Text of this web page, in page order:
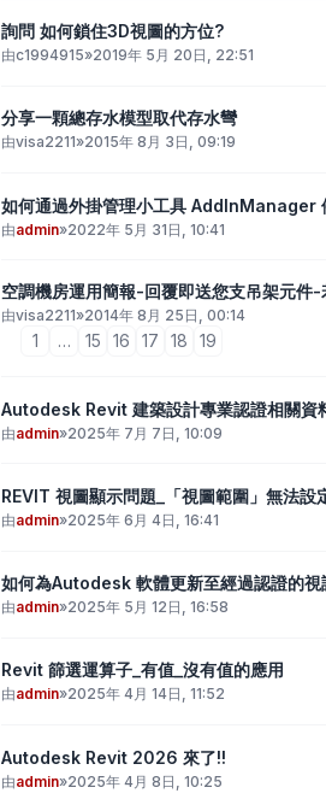
詢問 如何鎖住3D視圖的方位?
由c1994915»2019年 5月 20日, 22:51
分享一顆總存水模型取代存水彎
由visa2211»2015年 8月 3日, 09:19
如何通過外掛管理小工具 AddInManager
由admin»2022年 5月 31日, 10:41
空調機房運用簡報-回覆即送您支吊架元件
由visa2211»2014年 8月 25日, 00:14
1 … 15 16 17 18 19
Autodesk Revit 建築設計專業認證相關資
由admin»2025年 7月 7日, 10:09
REVIT 視圖顯示問題_「視圖範圍」無法設
由admin»2025年 6月 4日, 16:41
如何為Autodesk 軟體更新至經過認證的視
由admin»2025年 5月 12日, 16:58
Revit 篩選運算子_有值_沒有值的應用
由admin»2025年 4月 14日, 11:52
Autodesk Revit 2026 來了!!
由admin»2025年 4月 8日, 10:25